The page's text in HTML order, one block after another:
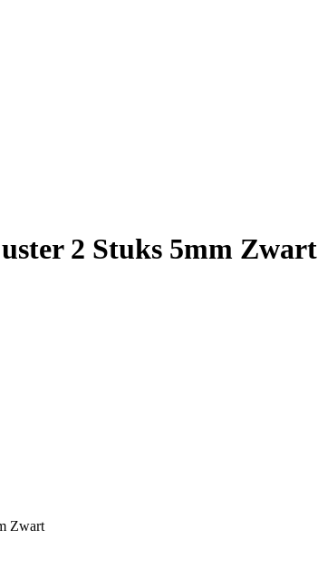
2 Stuks 5mm Zwart
Zwart